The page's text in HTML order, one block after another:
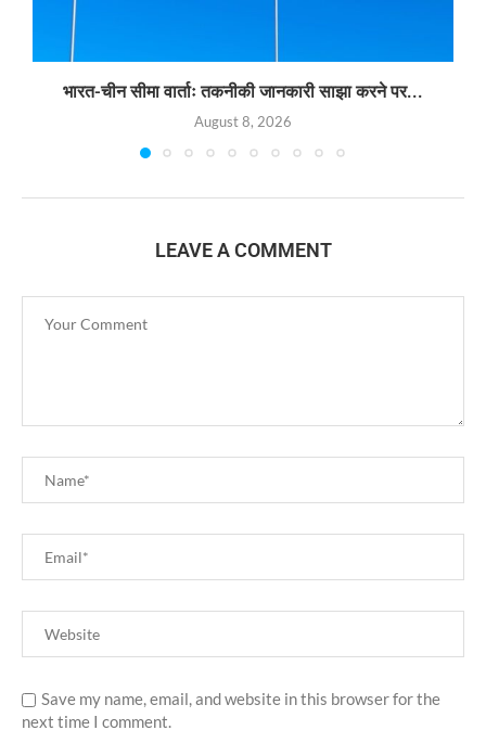
भारत-चीन सीमा वार्ताः तकनीकी जानकारी साझा करने पर...
August 8, 2026
LEAVE A COMMENT
Save my name, email, and website in this browser for the
next time I comment.